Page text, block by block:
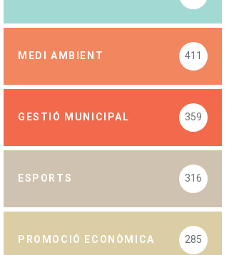
MEDI AMBIENT 411
GESTIÓ MUNICIPAL 359
ESPORTS 316
PROMOCIÓ ECONÒMICA 285